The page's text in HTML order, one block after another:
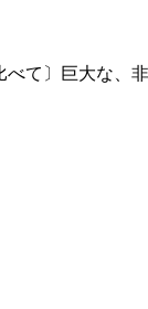
て〕巨大な、